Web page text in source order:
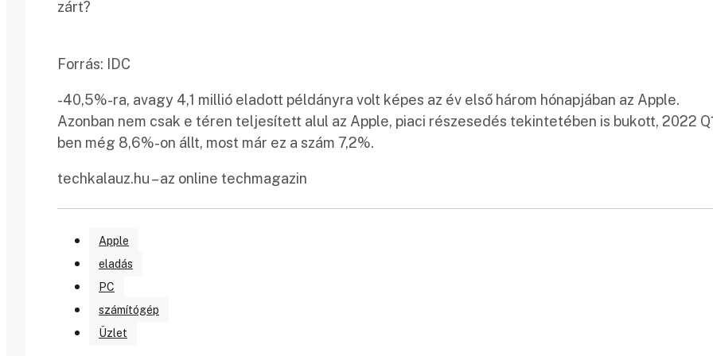
zárt?
Forrás: IDC
-40,5%-ra, avagy 4,1 millió eladott példányra volt képes az év első három hónapjában az Apple.
Azonban nem csak e téren teljesített alul az Apple, piaci részesedés tekintetében is bukott, 2022
ben még 8,6%-on állt, most már ez a szám 7,2%.
techkalauz.hu – az online techmagazin
Apple
eladás
PC
számítógép
Üzlet